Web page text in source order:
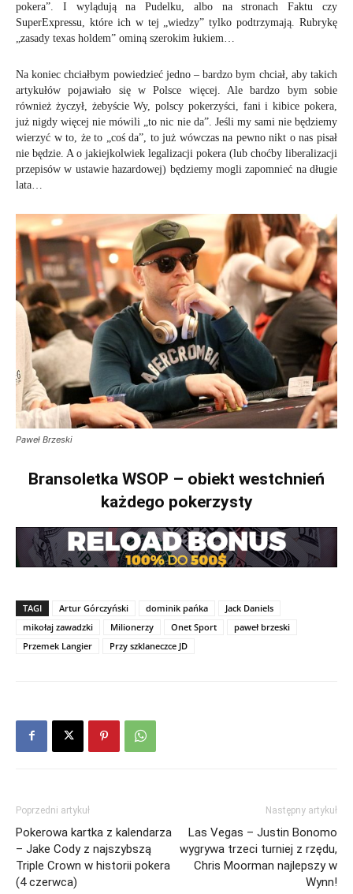
pokera”. I wylądują na Pudelku, albo na stronach Faktu czy
SuperExpressu, które ich w tej „wiedzy” tylko podtrzymają. Rubrykę
„zasady texas holdem” ominą szerokim łukiem…
Na koniec chciałbym powiedzieć jedno – bardzo bym chciał, aby takich
artykułów pojawiało się w Polsce więcej. Ale bardzo bym sobie
również życzył, żebyście Wy, polscy pokerzyści, fani i kibice pokera,
już nigdy więcej nie mówili „to nic nie da”. Jeśli my sami nie będziemy
wierzyć w to, że to „coś da”, to już wówczas na pewno nikt o nas pisał
nie będzie. A o jakiejkolwiek legalizacji pokera (lub choćby liberalizacji
przepisów w ustawie hazardowej) będziemy mogli zapomnieć na długie
lata…
Paweł Brzeski
Bransoletka WSOP – obiekt westchnień
każdego pokerzysty
TAGI Artur Górczyński dominik pańka
Jack Daniels
mikołaj zawadzki
Milionerzy Onet Sport
paweł brzeski
Przemek Langier
Przy szklaneczce JD
Poprzedni artykuł
Pokerowa kartka z kalendarza
– Jake Cody z najszybszą
Triple Crown w historii pokera
(4 czerwca)
Następny artykuł
Las Vegas – Justin Bonomo
wygrywa trzeci turniej z rzędu,
Chris Moorman najlepszy w
Wynn!